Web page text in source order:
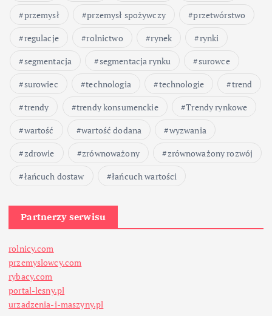
przemysł
przemysł spożywczy
przetwórstwo
regulacje
rolnictwo rynek
rynki
segmentacja
segmentacja rynku
surowce
surowiec
technologia technologie
trend
trendy
trendy konsumenckie
Trendy rynkowe
wartość
wartość dodana
wyzwania
zdrowie
zrównoważony
zrównoważony rozwój
łańcuch dostaw
łańcuch wartości
Partnerzy serwisu
rolnicy.com
przemyslowcy.com
rybacy.com
portal-lesny.pl
urzadzenia-i-maszyny.pl